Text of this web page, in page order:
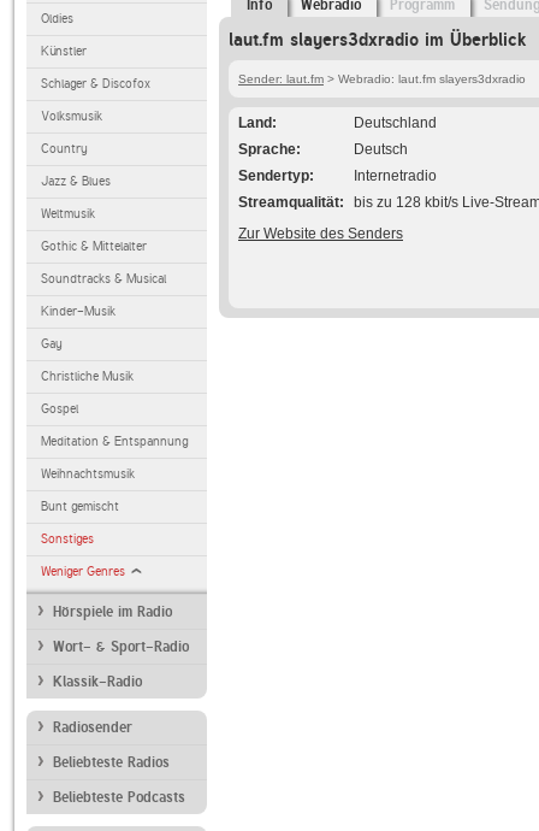
Oldies
Künstler
Schlager & Discofox
Volksmusik
Country
Jazz & Blues
Weltmusik
Gothic & Mittelalter
Soundtracks & Musical
Kinder-Musik
Gay
Christliche Musik
Gospel
Meditation & Entspannung
Weihnachtsmusik
Bunt gemischt
Sonstiges
Weniger Genres
Hörspiele im Radio
Wort- & Sport-Radio
Klassik-Radio
Radiosender
Beliebteste Radios
Beliebteste Podcasts
Info Webradio Programm
laut.fm slayers3dxradio im Überblick
Sender: laut.fm > Webradio: laut.fm slayers3dxradio
Land
Deutschland
Sprache
Deutsch
Sendertyp
Internetradio
Streamqualität
bis zu 128 kbit/s Live-
Zur Website des Senders